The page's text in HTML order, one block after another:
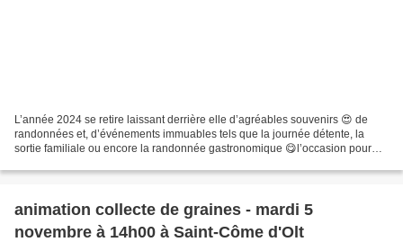
L’année 2024 se retire laissant derrière elle d’agréables souvenirs 😍 de
randonnées et, d’événements immuables tels que la journée détente, la
sortie familiale ou encore la randonnée gastronomique 😋l’occasion pour
animation collecte de graines - mardi 5
novembre à 14h00 à Saint-Côme d'Olt